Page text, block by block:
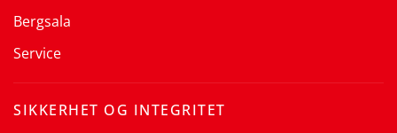
Bergsala
Service
SIKKERHET OG INTEGRITET